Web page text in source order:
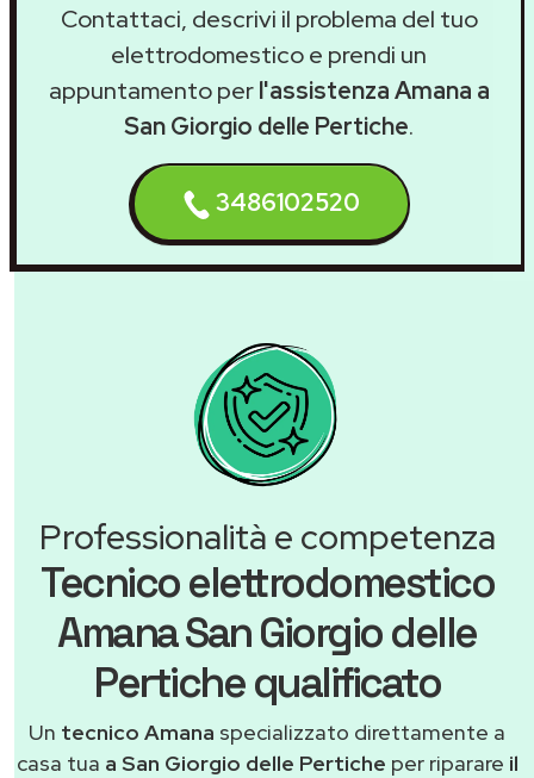
Contattaci, descrivi il problema del tuo
elettrodomestico e prendi un
appuntamento perl'assistenza Amana a
San Giorgio delle Pertiche.
3486102520
Professionalità e competenza
Tecnico elettrodomestico
Amana San Giorgio delle
Pertiche qualificato
Un tecnico Amana specializzato direttamente a
casa tua a San Giorgio delle Pertiche per riparare il